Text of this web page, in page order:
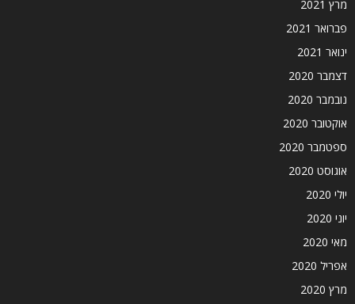
מרץ 2021
פברואר 2021
ינואר 2021
דצמבר 2020
נובמבר 2020
אוקטובר 2020
ספטמבר 2020
אוגוסט 2020
יולי 2020
יוני 2020
מאי 2020
אפריל 2020
מרץ 2020